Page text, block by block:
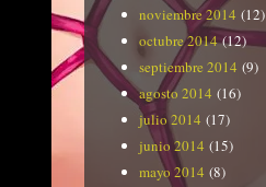
noviembre 2014 (12)
octubre 2014(12)
septiembre 2014 (9)
agosto 2014 (16)
julio 2014 (17)
junio 2014 (15)
mayo 2014 (8)